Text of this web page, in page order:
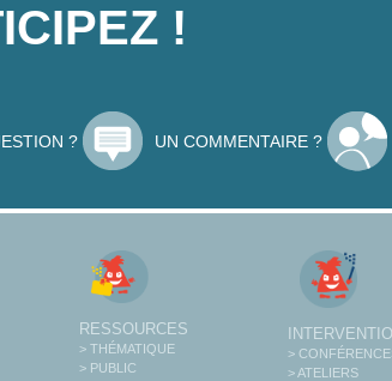
!
? UN COMMENTAIRE ?
RESSOURCES
> THÉMATIQUE
> PUBLIC
>
> ATELIERS